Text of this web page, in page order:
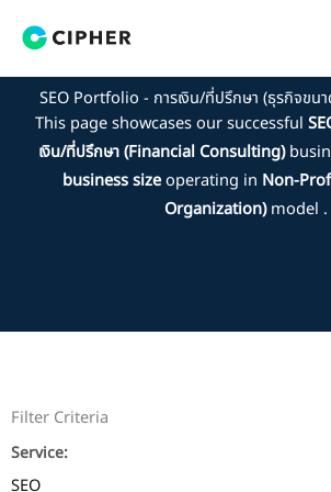
SEO Portfolio - การเงิน/ที่ปรึกษา (ธุรกิจขน
This page showcases our successful
เงิน/ที่ปรึกษา (Financial Consulting)
business sizeoperating in Non-
Organization)model .
Filter Criteria
Service:
SEO